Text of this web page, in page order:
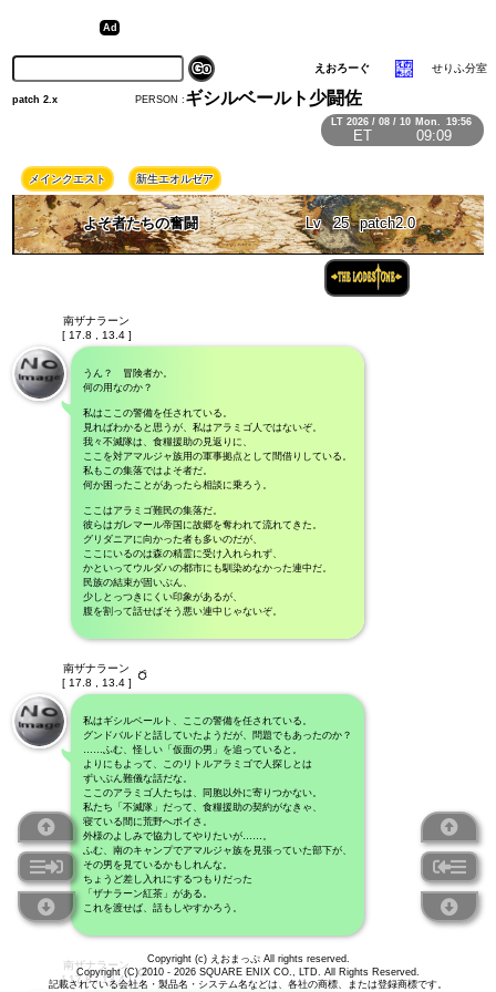
Copyright (c) えおまっぷ All rights reserved.
Copyright (C) 2010 - 2026 SQUARE ENIX CO., LTD. All Rights Reserved.
記載されている会社名・製品名・システム名などは、各社の商標、または登録商標です。
LT 2026 / 08 / 10 Mon. 19:56
ET 09:09
えおろーぐ せりふ分室
PERSON : ギシルベールト少闘佐
patch 2.x
メインクエスト 新生エオルゼア
よそ者たちの奮闘 Lv 25 patch2.0
南ザナラーン
[ 17.8 , 13.4 ]
うん？ 冒険者か。
何の用なのか？
私はここの警備を任されている。
見ればわかると思うが、私はアラミゴ人ではないぞ。
我々不滅隊は、食糧援助の見返りに、
ここを対アマルジャ族用の軍事拠点として間借りしている。
私もこの集落ではよそ者だ。
何か困ったことがあったら相談に乗ろう。
ここはアラミゴ難民の集落だ。
彼らはガレマール帝国に故郷を奪われて流れてきた。
グリダニアに向かった者も多いのだが、
ここにいるのは森の精霊に受け入れられず、
かといってウルダハの都市にも馴染めなかった連中だ。
民族の結束が固いぶん、
少しとっつきにくい印象があるが、
腹を割って話せばそう悪い連中じゃないぞ。
南ザナラーン
[ 17.8 , 13.4 ]
私はギシルベールト、ここの警備を任されている。
グンドバルドと話していたようだが、問題でもあったのか？
……ふむ、怪しい「仮面の男」を追っていると。
よりにもよって、このリトルアラミゴで人探しとは
ずいぶん難儀な話だな。
ここのアラミゴ人たちは、同胞以外に寄りつかない。
私たち「不滅隊」だって、食糧援助の契約がなきゃ、
寝ている間に荒野へポイさ。
外様のよしみで協力してやりたいが……。
ふむ、南のキャンプでアマルジャ族を見張っていた部下が、
その男を見ているかもしれんな。
ちょうど差し入れにするつもりだった
「ザナラーン紅茶」がある。
これを渡せば、話もしやすかろう。
南ザナラーン
[ 17.8 , 13.4 ]